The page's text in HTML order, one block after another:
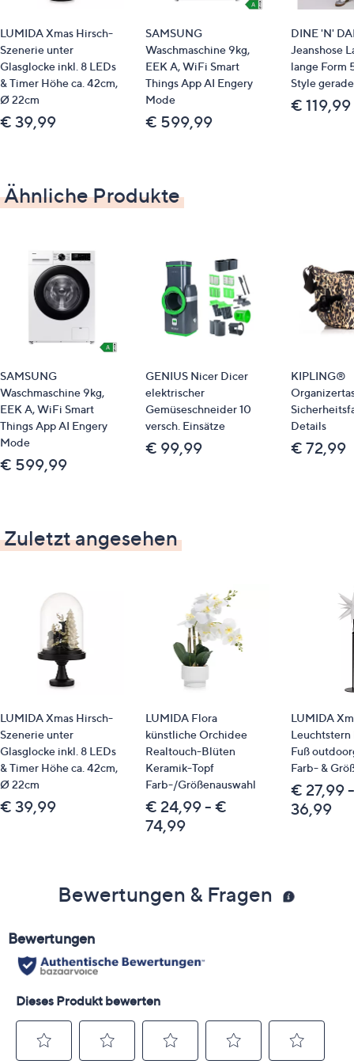
Topf: ca. 18 cm Durchmesser, ca. 12,5 cm Höhe
Material
Kunststoff (PEVA + Polyester), Keramik
LUMIDA Xmas Hirsch-
Szenerie unter
Glasglocke inkl. 8 LEDs
& Timer Höhe ca. 42cm,
Ø 22cm
€ 39,99
SAMSUNG
Waschmaschine 9kg,
EEK A, WiFi Smart
Things App AI Engery
Mode
€ 599,99
DINE 'N'
Jeanshose
lange Form
Style
€ 119,99
Ähnliche Produkte
SAMSUNG
Waschmaschine 9kg,
EEK A, WiFi Smart
Things App AI Engery
Mode
€ 599,99
GENIUS Nicer Dicer
elektrischer
Gemüseschneider 10
versch. Einsätze
€ 99,99
KIPLING®
Details
€ 72,99
Zuletzt angesehen
LUMIDA Xmas Hirsch-
Szenerie unter
Glasglocke inkl. 8 LEDs
& Timer Höhe ca. 42cm,
Ø 22cm
€ 39,99
LUMIDA Flora
künstliche Orchidee
Realtouch-Blüten
Keramik-Topf
Farb-/Größenauswahl
€ 24,99 - €
74,99
LUMIDA
Fuß
Farb- &
€ 27,99
36,99
Bewertungen & Fragen